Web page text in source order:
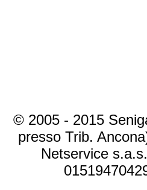
© 2005 - 2015
presso Trib.
Netservice